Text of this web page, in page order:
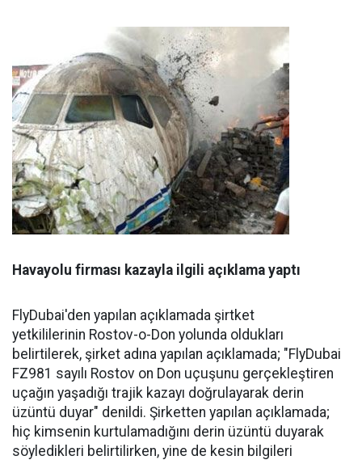
Havayolu firması kazayla ilgili açıklama yaptı
FlyDubai'den yapılan açıklamada şirtket
yetkililerinin Rostov-o-Don yolunda oldukları
belirtilerek, şirket adına yapılan açıklamada; "FlyDubai
FZ981 sayılı Rostov on Don uçuşunu gerçekleştiren
uçağın yaşadığı trajik kazayı doğrulayarak derin
üzüntü duyar" denildi. Şirketten yapılan açıklamada;
hiç kimsenin kurtulamadığını derin üzüntü duyarak
söyledikleri belirtilirken, yine de kesin bilgileri